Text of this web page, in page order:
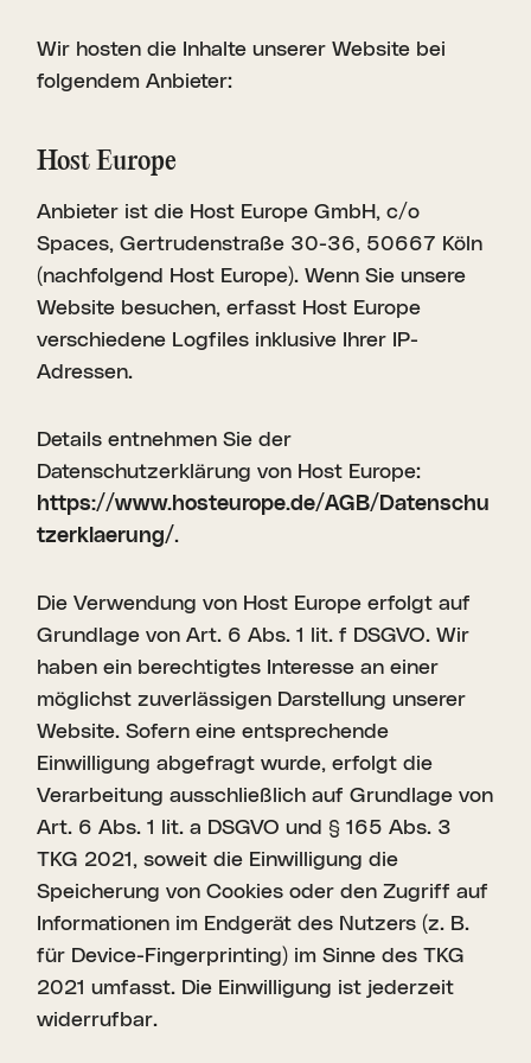
Wir hosten die Inhalte unserer Website bei
folgendem Anbieter:
Host Europe
Anbieter ist die Host Europe GmbH, c/o
Spaces, Gertrudenstraße 30-36, 50667 Köln
(nachfolgend Host Europe). Wenn Sie unsere
Website besuchen, erfasst Host Europe
verschiedene Logfiles inklusive Ihrer IP-
Adressen.
Details entnehmen Sie der
Datenschutzerklärung von Host Europe:
https://www.hosteurope.de/AGB/Datenschu
tzerklaerung/.
Die Verwendung von Host Europe erfolgt auf
Grundlage von Art. 6 Abs. 1 lit. f DSGVO. Wir
haben ein berechtigtes Interesse an einer
möglichst zuverlässigen Darstellung unserer
Website. Sofern eine entsprechende
Einwilligung abgefragt wurde, erfolgt die
Verarbeitung ausschließlich auf Grundlage von
Art. 6 Abs. 1 lit. a DSGVO und § 165 Abs. 3
TKG 2021, soweit die Einwilligung die
Speicherung von Cookies oder den Zugriff auf
Informationen im Endgerät des Nutzers (z. B.
für Device-Fingerprinting) im Sinne des TKG
2021 umfasst. Die Einwilligung ist jederzeit
widerrufbar.